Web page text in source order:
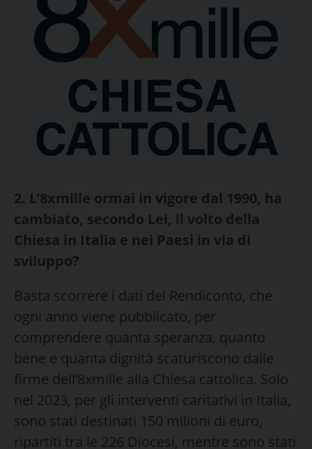
2. L’8xmille ormai in vigore dal 1990, ha
cambiato, secondo Lei, il volto della
Chiesa in Italia e nei Paesi in via di
sviluppo?
Basta scorrere i dati del Rendiconto, che
ogni anno viene pubblicato, per
comprendere quanta speranza, quanto
bene e quanta dignità scaturiscono dalle
firme dell’8xmille alla Chiesa cattolica. Solo
nel 2023, per gli interventi caritativi in Italia,
sono stati destinati 150 milioni di euro,
ripartiti tra le 226 Diocesi, mentre sono stati